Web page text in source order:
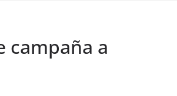
campaña a